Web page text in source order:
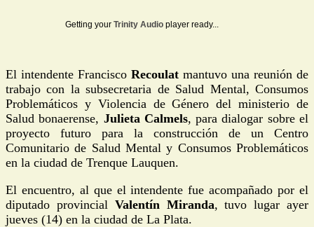
Getting your Trinity Audio player ready...
El intendente Francisco Recoulat mantuvo una reunión de
trabajo con la subsecretaria de Salud Mental, Consumos
Problemáticos y Violencia de Género del ministerio de
Salud bonaerense, Julieta Calmels, para dialogar sobre el
proyecto futuro para la construcción de un Centro
Comunitario de Salud Mental y Consumos Problemáticos
en la ciudad de Trenque Lauquen.
El encuentro, al que el intendente fue acompañado por el
diputado provincial Valentín Miranda, tuvo lugar ayer
jueves (14) en la ciudad de La Plata.